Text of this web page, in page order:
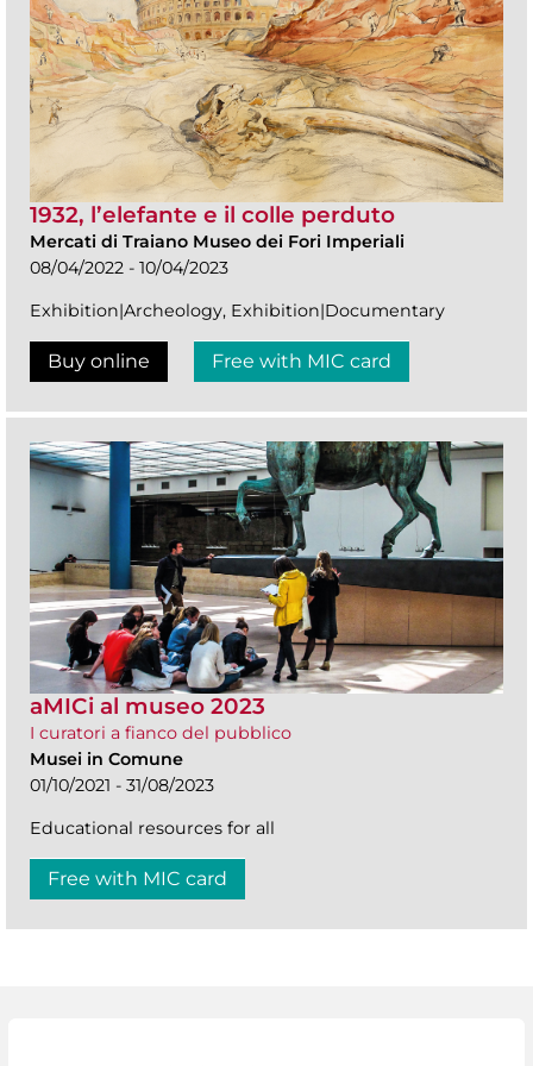
1932, l’elefante e il colle perduto
Mercati di Traiano Museo dei Fori Imperiali
08/04/2022 - 10/04/2023
Exhibition|Archeology, Exhibition|Documentary
Buy online Free with MIC card
aMICi al museo 2023
I curatori a fianco del pubblico
Musei in Comune
01/10/2021 - 31/08/2023
Educational resources for all
Free with MIC card